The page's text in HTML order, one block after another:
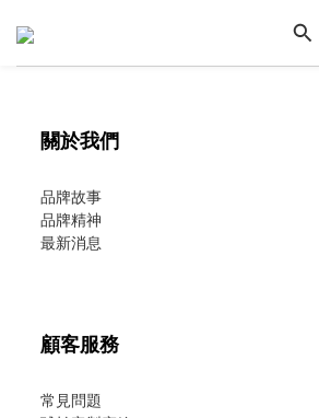
關於我們
品牌故事
品牌精神
最新消息
顧客服務
常見問題